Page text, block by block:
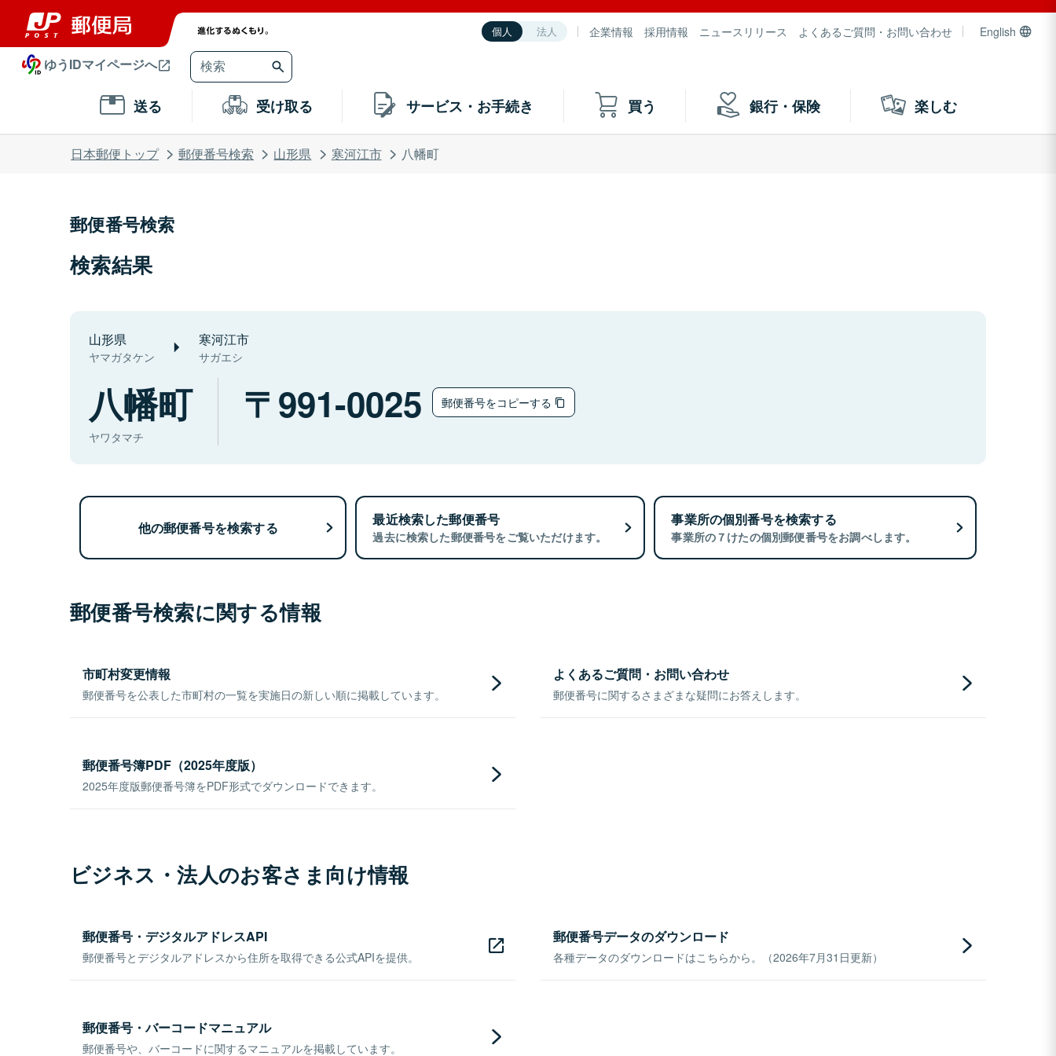
個人 法人 企業情報 採用情報 ニュースリリース よくあるご質問・お問い合わせ English
ゆうIDマイページへ
送る 受け取る サービス・お手続き 買う 銀行・保険 楽しむ
日本郵便トップ 郵便番号検索 山形県 寒河江市 八幡町
郵便番号検索
検索結果
山形県
ヤマガタケン
寒河江市
サガエシ
八幡町
ヤワタマチ
991-0025 郵便番号をコピーする
他の郵便番号を検索する 最近検索した郵便番号
過去に検索した郵便番号をご覧いただけます。
事業所の個別番号を検索する
事業所の７けたの個別郵便番号をお調べします。
郵便番号検索に関する情報
市町村変更情報
郵便番号を公表した市町村の一覧を実施日の新しい順に掲載しています。
よくあるご質問・お問い合わせ
郵便番号に関するさまざまな疑問にお答えします。
郵便番号簿PDF（2025年度版）
2025年度版郵便番号簿をPDF形式でダウンロードできます。
ビジネス・法人のお客さま向け情報
郵便番号・デジタルアドレスAPI
郵便番号とデジタルアドレスから住所を取得できる公式APIを提供。
郵便番号データのダウンロード
各種データのダウンロードはこちらから。（2026年7月31日更新）
郵便番号・バーコードマニュアル
郵便番号や、バーコードに関するマニュアルを掲載しています。